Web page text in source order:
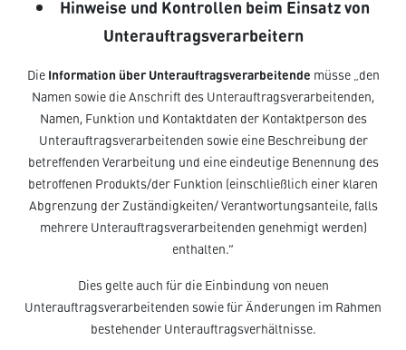
Hinweise und Kontrollen beim Einsatz von
Unterauftragsverarbeitern
Die Information über Unterauftragsverarbeitende müsse „den
Namen sowie die Anschrift des Unterauftragsverarbeitenden,
Namen, Funktion und Kontaktdaten der Kontaktperson des
Unterauftragsverarbeitenden sowie eine Beschreibung der
betreffenden Verarbeitung und eine eindeutige Benennung des
betroffenen Produkts/der Funktion (einschließlich einer klaren
Abgrenzung der Zuständigkeiten/ Verantwortungsanteile, falls
mehrere Unterauftragsverarbeitenden genehmigt werden)
enthalten.“
Dies gelte auch für die Einbindung von neuen
Unterauftragsverarbeitenden sowie für Änderungen im Rahmen
bestehender Unterauftragsverhältnisse.